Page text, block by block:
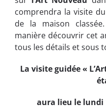
comprendra la visite
de la maison
manière découvrir cet
tous les détails et sous
La visite guidée «
aura lieu le lundi